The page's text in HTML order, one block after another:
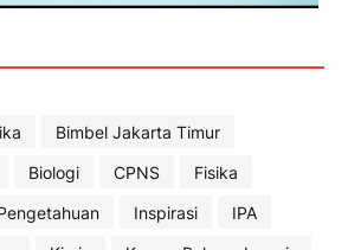
Bimbel Jakarta Timur
Biologi CPNS
Fisika
Inspirasi
IPA